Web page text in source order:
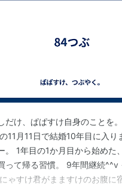
だけ、ぱぱすけ自身のことを
11月11日で結婚10年目に入り
。 1年目の1か月目から始めた
って帰る習慣。 9年間継続
ゃすけ君がまますけのお腹に